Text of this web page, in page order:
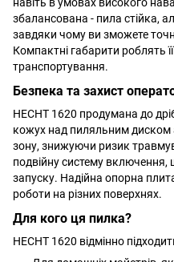
навіть в умовах високого
збалансована - пила стійка,
завдяки чому ви зможете
Компактні габарити роблять
транспортування.
Безпека та захист
HECHT 1620 продумана до
кожух над пиляльним
зону, знижуючи ризик
подвійну систему
запуску. Надійна опорна
роботи на різних поверхнях.
Для кого ця пилка?
HECHT 1620 відмінно